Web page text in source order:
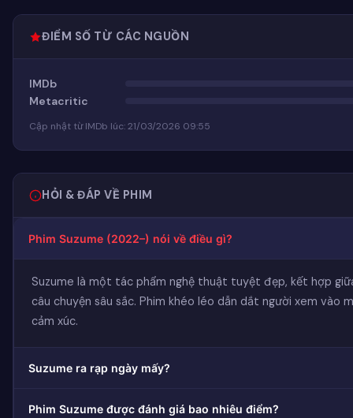
ĐIỂM SỐ TỪ CÁC NGUỒN
IMDb
Metacritic
Cập nhật từ IMDb lúc: 21/03/2026 09:55
HỎI & ĐÁP VỀ PHIM
Phim Suzume (2022–) nói về điều gì?
Suzume là một tác phẩm nghệ thuật tuyệt đẹp, kết hợp
câu chuyện sâu sắc. Phim khéo léo dẫn dắt người xem vào
cảm xúc.
Suzume ra rạp ngày mấy?
Phim Suzume được đánh giá bao nhiêu điểm?